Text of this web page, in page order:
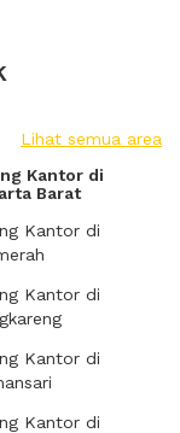
Lihat semua area
Kantor di
Barat
Kantor di
Kantor di
Kantor di
Kantor di